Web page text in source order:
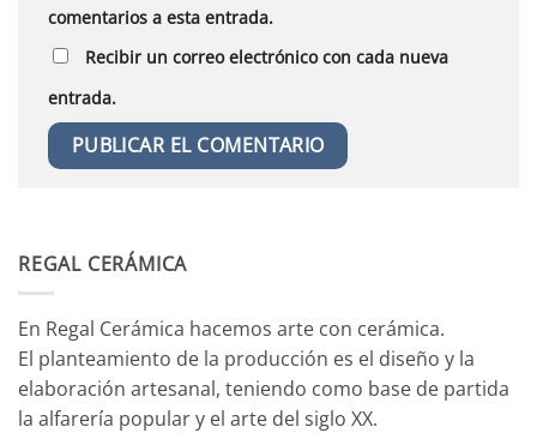
comentarios a esta entrada.
Recibir un correo electrónico con cada nueva
entrada.
REGAL CERÁMICA
En Regal Cerámica hacemos arte con cerámica.
El planteamiento de la producción es el diseño y la
elaboración artesanal, teniendo como base de partida
la alfarería popular y el arte del siglo XX.